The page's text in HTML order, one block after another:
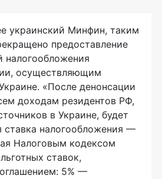
украинский Минфин, таким
предоставление
налогообложения
осуществляющим
«После денонсации
доходам резидентов РФ,
в Украине, будет
ставка налогообложения —
Налоговым кодексом
ставок,
5% —